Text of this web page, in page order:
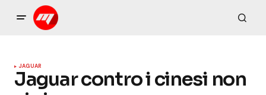
JAGUAR
Jaguar contro i cinesi non